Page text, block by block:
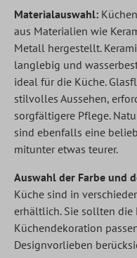
Materialauswahl:
aus Materialien wie
Metall hergestellt.
langlebig und
ideal für die Küche.
stilvolles Aussehen,
sorgfältigere Pflege.
sind ebenfalls eine
mitunter etwas teurer.
Auswahl der Farbe und
Küche sind in
erhältlich. Sie sollten die
Küchendekoration
Designvorlieben